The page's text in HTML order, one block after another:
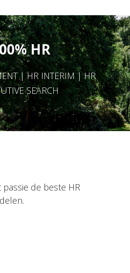
HR
| HR INTERIM | HR
SEARCH
passie de beste HR